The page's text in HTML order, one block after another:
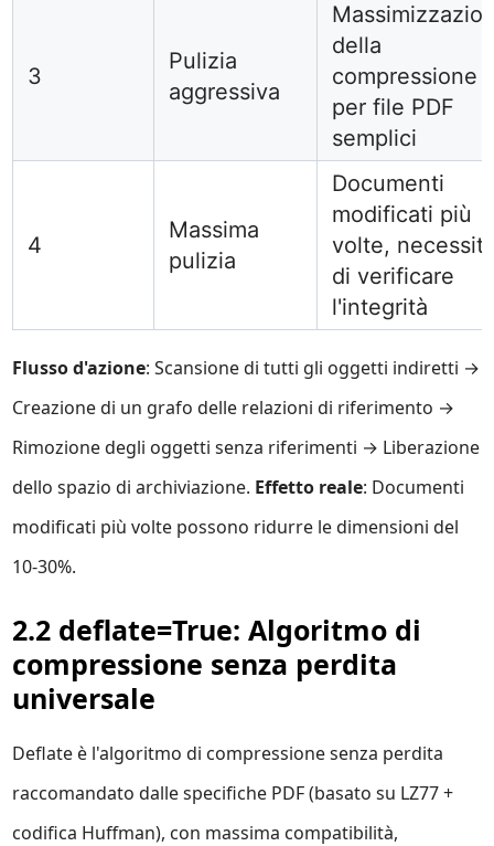
3
Pulizia
aggressiva
della
compressione
per file PDF
semplici
4
Massima
pulizia
Documenti
modificati più
volte,
di verificare
l'integrità
Flusso d'azione: Scansione di tutti gli oggetti indiretti →
Creazione di un grafo delle relazioni di riferimento →
Rimozione degli oggetti senza riferimenti → Liberazione
dello spazio di archiviazione. Effetto reale: Documenti
modificati più volte possono ridurre le dimensioni del
10-30%.
2.2 deflate=True: Algoritmo di
compressione senza perdita
universale
Deflate è l'algoritmo di compressione senza perdita
raccomandato dalle specifiche PDF (basato su LZ77 +
codifica Huffman), con massima compatibilità,